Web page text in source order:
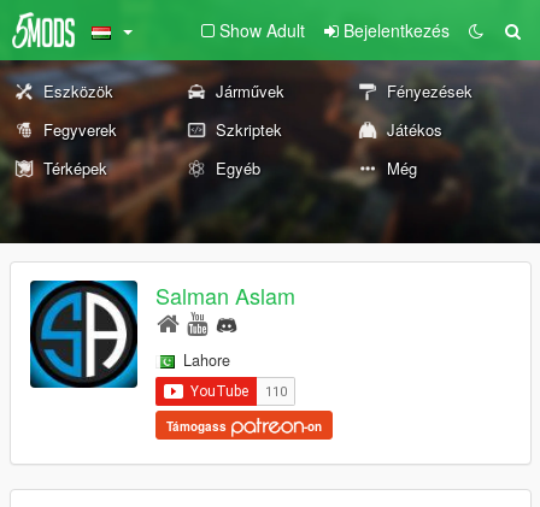
Show Adult Bejelentkezés
Eszközök Járművek
Fényezések
Fegyverek
Szkriptek
Játékos
Térképek
Egyéb Még
Salman Aslam
Lahore
Támogass -on